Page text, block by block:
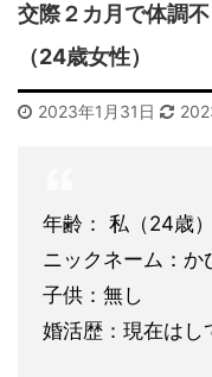
交際２カ月で体調
（24歳女性）
2023年1月31日
年齢： 私（24歳
ニックネーム：か
子供：無し
婚活歴：現在はし